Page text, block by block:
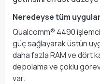
Neredeyse tüm
Qualcomm® 4490
güç sağlayarak üstün
daha fazla RAM ve dört
depolama ve çoklu
var.